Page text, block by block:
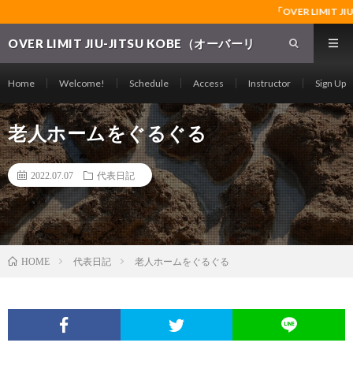
「OVER LIMIT JIU-JITSU神
OVER LIMIT JIU-JITSU KOBE（オーバーリ
ラップリング・レスリング・ブラジリアン柔術
の常設道場～
Home Welcome! Schedule Access Instructor Sign Up
老人ホームをぐるぐる
2022.07.07 代表日記
HOME 代表日記 老人ホームをぐるぐる